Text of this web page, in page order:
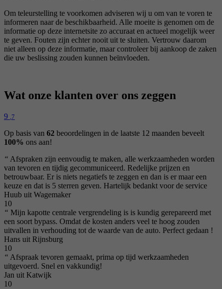
Om teleurstelling te voorkomen adviseren wij u om van te voren te
informeren naar de beschikbaarheid. Alle moeite is genomen om de
informatie op deze internetsite zo accuraat en actueel mogelijk weer
te geven. Fouten zijn echter nooit uit te sluiten. Vertrouw daarom
niet alleen op deze informatie, maar controleer bij aankoop de zaken
die uw beslissing zouden kunnen beïnvloeden.
Wat onze klanten over ons zeggen
9 ,7
Op basis van 62 beoordelingen in de laatste 12 maanden beveelt
100% ons aan!
“ Afspraken zijn eenvoudig te maken, alle werkzaamheden worden
van tevoren en tijdig gecommuniceerd. Redelijke prijzen en
betrouwbaar. Er is niets negatiefs te zeggen en dan is er maar een
keuze en dat is 5 sterren geven. Hartelijk bedankt voor de service
Huub uit Wagemaker
10
“ Mijn kapotte centrale vergrendeling is is kundig gerepareerd met
een soort bypass. Omdat de kosten anders veel te hoog zouden
uitvallen in verhouding tot de waarde van de auto. Perfect gedaan !
Hans uit Rijnsburg
10
“ Afspraak tevoren gemaakt, prima op tijd werkzaamheden
uitgevoerd. Snel en vakkundig!
Jan uit Katwijk
10